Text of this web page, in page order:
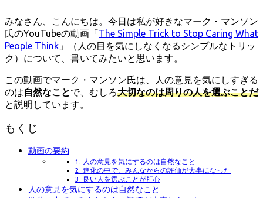
みなさん、こんにちは。今日は私が好きなマーク・マンソン
氏のYouTubeの動画「The Simple Trick to Stop Caring What
People Think 」（人の目を気にしなくなるシンプルなトリッ
ク）について、書いてみたいと思います。
この動画でマーク・マンソン氏は、人の意見を気にしすぎる
のは自然なことで、むしろ大切なのは周りの人を選ぶことだ
と説明しています。
もくじ
動画の要約
1. 人の意見を気にするのは自然なこと
2. 進化の中で、みんなからの評価が大事になった
3. 良い人を選ぶことが肝心
人の意見を気にするのは自然なこと